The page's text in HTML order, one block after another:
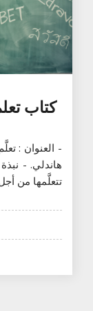
كتاب
- العنوان :
هاندلي. -
تتعلَّمها من